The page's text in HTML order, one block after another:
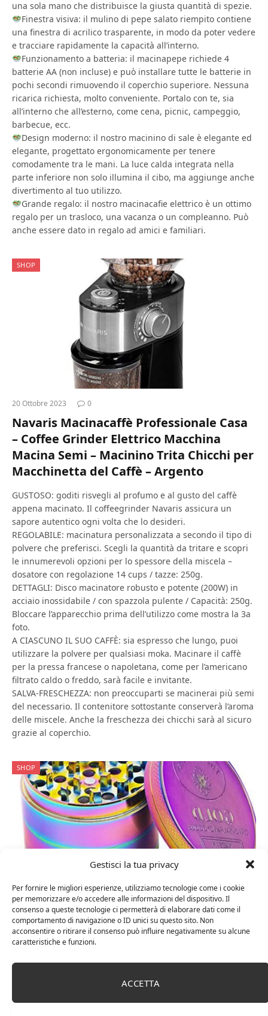
Gestisci la tua privacy
Per fornire le migliori esperienze, utilizziamo tecnologie come i cookie
per memorizzare e/o accedere alle informazioni del dispositivo. Il
consenso a queste tecnologie ci permetterà di elaborare dati come il
comportamento di navigazione o ID unici su questo sito. Non
acconsentire o ritirare il consenso può influire negativamente su alcune
caratteristiche e funzioni.
ACCETTA
una sola mano che distribuisce la giusta quantità di spezie.
Finestra visiva: il mulino di pepe salato riempito contiene
una finestra di acrilico trasparente, in modo da poter vedere
e tracciare rapidamente la capacità all’interno.
Funzionamento a batteria: il macinapepe richiede 4
batterie AA (non incluse) e può installare tutte le batterie in
pochi secondi rimuovendo il coperchio superiore. Nessuna
ricarica richiesta, molto conveniente. Portalo con te, sia
all’interno che all’esterno, come cena, picnic, campeggio,
barbecue, ecc.
Design moderno: il nostro macinino di sale è elegante ed
elegante, progettato ergonomicamente per tenere
comodamente tra le mani. La luce calda integrata nella
parte inferiore non solo illumina il cibo, ma aggiunge anche
divertimento al tuo utilizzo.
Grande regalo: il nostro macinacafie elettrico è un ottimo
regalo per un trasloco, una vacanza o un compleanno. Può
anche essere dato in regalo ad amici e familiari.
SHOP
20 Ottobre 2023 0
Navaris Macinacaffè Professionale Casa
– Coffee Grinder Elettrico Macchina
Macina Semi – Macinino Trita Chicchi per
Macchinetta del Caffè – Argento
GUSTOSO: goditi risvegli al profumo e al gusto del caffè
appena macinato. Il coffeegrinder Navaris assicura un
sapore autentico ogni volta che lo desideri.
REGOLABILE: macinatura personalizzata a secondo il tipo di
polvere che preferisci. Scegli la quantità da tritare e scopri
le innumerevoli opzioni per lo spessore della miscela –
dosatore con regolazione 14 cups / tazze: 250g.
DETTAGLI: Disco macinatore robusto e potente (200W) in
acciaio inossidabile / con spazzola pulente / Capacità: 250g.
Bloccare l’apparecchio prima dell’utilizzo come mostra la 3a
foto.
A CIASCUNO IL SUO CAFFÈ: sia espresso che lungo, puoi
utilizzare la polvere per qualsiasi moka. Macinare il caffè
per la pressa francese o napoletana, come per l’americano
filtrato caldo o freddo, sarà facile e invitante.
SALVA-FRESCHEZZA: non preoccuparti se macinerai più semi
del necessario. Il contenitore sottostante conserverà l’aroma
delle miscele. Anche la freschezza dei chicchi sarà al sicuro
grazie al coperchio.
SHOP
15 Febbraio 2023 0
Grinder Portatile di Spezie Herb, Lega di
Zinco Grinder, Grinder per Spezia, Erba
Peperoncino, Spezie, Flowers